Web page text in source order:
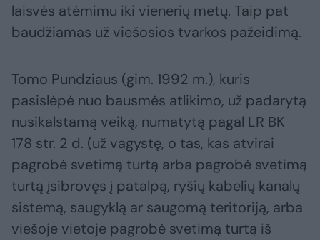
laisvės atėmimu iki vienerių metų. Taip pat
baudžiamas už viešosios tvarkos pažeidimą.
Tomo Pundziaus (gim. 1992 m.), kuris
pasislėpė nuo bausmės atlikimo, už padarytą
nusikalstamą veiką, numatytą pagal LR BK
178 str. 2 d. (už vagystę, o tas, kas atvirai
pagrobė svetimą turtą arba pagrobė svetimą
turtą įsibrovęs į patalpą, ryšių kabelių kanalų
sistemą, saugyklą ar saugomą teritoriją, arba
viešoje vietoje pagrobė svetimą turtą iš